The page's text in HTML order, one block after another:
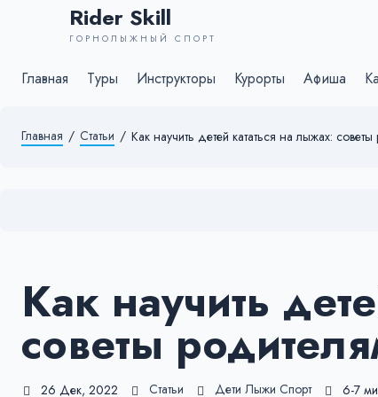
Rider Skill
ГОРНОЛЫЖНЫЙ СПОРТ
Главная Туры Инструкторы Курорты Афиша
Главная / Статьи / Как научить детей кататься на лыжах:
Как научить
советы
26 Дек, 2022 Статьи Дети Лыжи Спорт 6-7